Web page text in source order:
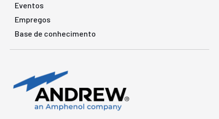
Eventos
Empregos
Base de conhecimento